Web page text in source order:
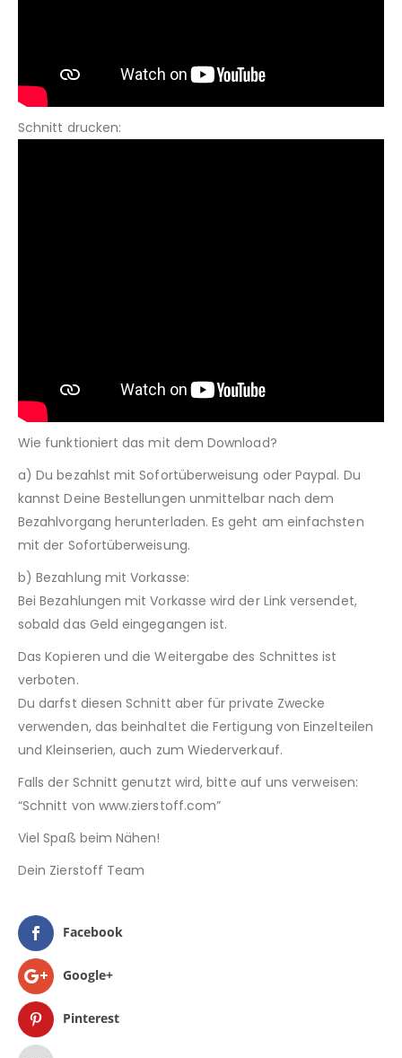
Schnitt drucken:
Wie funktioniert das mit dem Download?
a) Du bezahlst mit Sofortüberweisung oder Paypal. Du
kannst Deine Bestellungen unmittelbar nach dem
Bezahlvorgang herunterladen. Es geht am einfachsten
mit der Sofortüberweisung.
b) Bezahlung mit Vorkasse:
Bei Bezahlungen mit Vorkasse wird der Link versendet,
sobald das Geld eingegangen ist.
Das Kopieren und die Weitergabe des Schnittes ist
verboten.
Du darfst diesen Schnitt aber für private Zwecke
verwenden, das beinhaltet die Fertigung von Einzelteilen
und Kleinserien, auch zum Wiederverkauf.
Falls der Schnitt genutzt wird, bitte auf uns verweisen:
“Schnitt von www.zierstoff.com”
Viel Spaß beim Nähen!
Dein Zierstoff Team
Facebook
Google+
Pinterest